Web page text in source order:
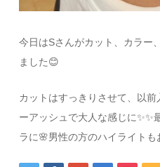
今日はSさんがカット、カラー
ました😊
カットはすっきりさせて、以
ーアッシュで大人な感じに
ラに🌸男性の方のハイライトも